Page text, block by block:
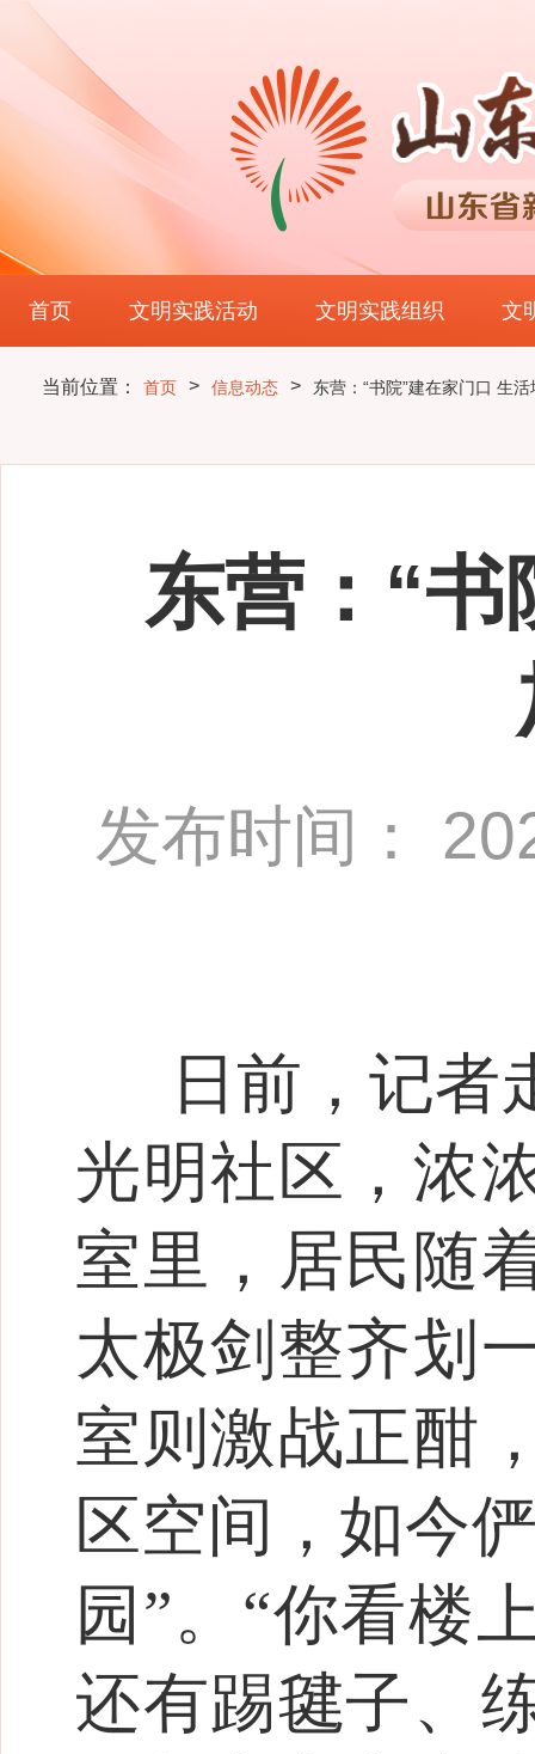
首页 文明实践活动 文明实践组织 文
当前位置： 首页 > 信息动态 > 东营：“书院”建在家门口 生活
东营：“书
发布时间：
日前，记者
光明社区，浓
室里，居民随
太极剑整齐划
室则激战正酣
区空间，如今
园”。“你看楼
还有踢毽子、